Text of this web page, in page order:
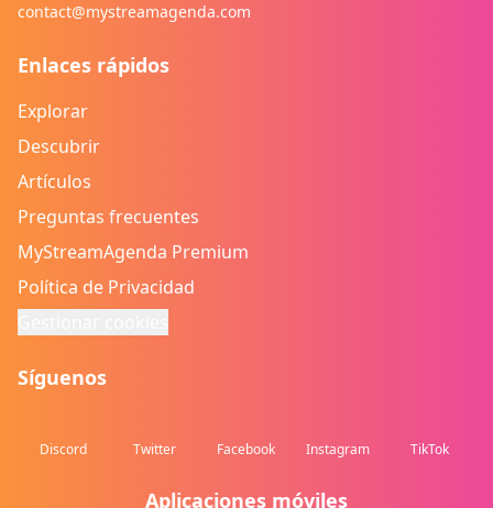
contact@mystreamagenda.com
Enlaces rápidos
Explorar
Descubrir
Artículos
Preguntas frecuentes
MyStreamAgenda Premium
Política de Privacidad
Síguenos
Discord Twitter Facebook Instagram TikTok
Aplicaciones móviles